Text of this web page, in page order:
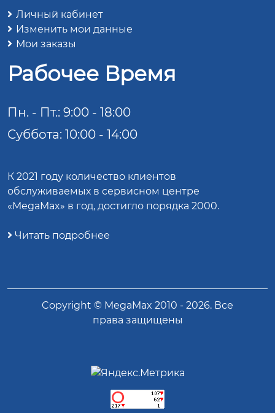
Личный кабинет
Изменить мои данные
Мои заказы
Рабочее Время
Пн. - Пт.: 9:00 - 18:00
Суббота: 10:00 - 14:00
К 2021 году количество клиентов
обслуживаемых в сервисном центре
«MegaMax» в год, достигло порядка 2000.
Читать подробнее
Copyright © MegaMax 2010 - 2026. Все
права защищены